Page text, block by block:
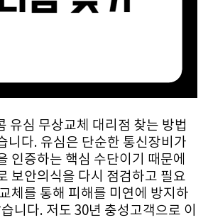
유심 무상교체 대리점 찾는 방법
니다. 유심은 단순한 통신장비가
인증하는 핵심 수단이기 때문에
보안의식을 다시 점검하고 필요
체를 통해 피해를 미연에 방지하
니다. 저도 30년 충성고객으로 이